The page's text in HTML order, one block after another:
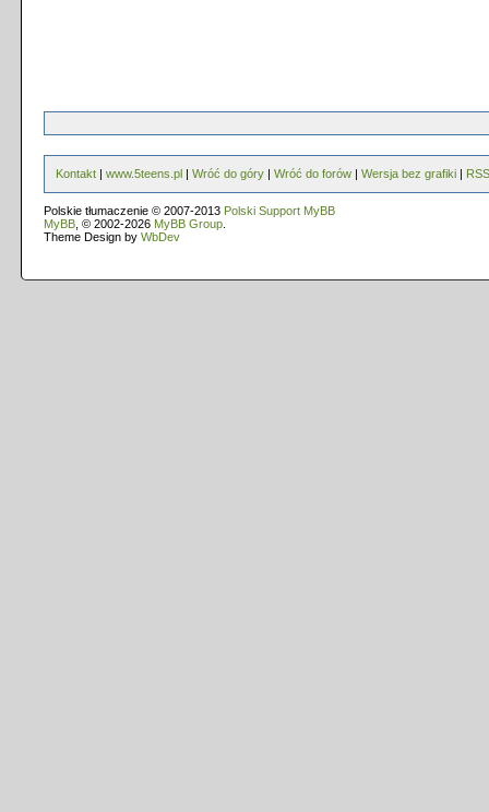
Kontakt | www.5teens.pl | Wróć do góry | Wróć do forów | Wersja bez grafiki | RSS
Polskie tłumaczenie © 2007-2013 Polski Support MyBB
MyBB , © 2002-2026 MyBB Group
Theme Design by WbDev